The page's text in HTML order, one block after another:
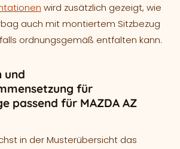
wird zusätzlich gezeigt, wie
auch mit montiertem Sitzbezug
ordnungsgemäß entfalten kann.
und
für
passend für MAZDA AZ
in der Musterübersicht das